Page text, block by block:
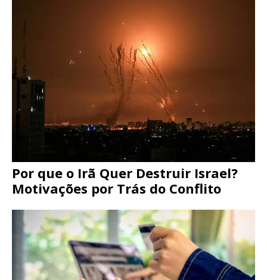
Por que o Irã Quer Destruir Israel?
Motivações por Trás do Conflito